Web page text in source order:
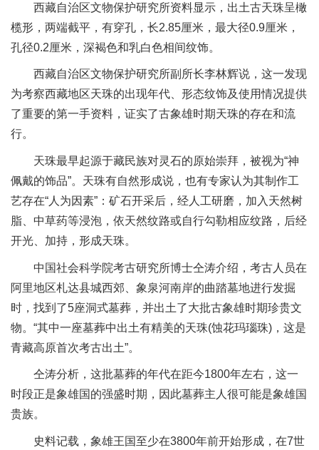
西藏自治区文物保护研究所资料显示，出土古天珠呈橄
榄形，两端截平，有穿孔，长2.85厘米，最大径0.9厘米，
孔径0.2厘米，深褐色和乳白色相间纹饰。
西藏自治区文物保护研究所副所长李林辉说，这一发现
为考察西藏地区天珠的出现年代、形态纹饰及使用情况提供
了重要的第一手资料，证实了古象雄时期天珠的存在和流
行。
天珠最早起源于藏民族对灵石的原始崇拜，被视为“神
佩戴的饰品”。天珠有自然形成说，也有专家认为其制作工
艺存在“人为因素”：矿石开采后，经人工研磨，加入天然树
脂、中草药等浸泡，依天然纹路或自行勾勒相应纹路，后经
开光、加持，形成天珠。
中国社会科学院考古研究所博士仝涛介绍，考古人员在
阿里地区札达县城西郊、象泉河南岸的曲踏墓地进行发掘
时，找到了5座洞式墓葬，并出土了大批古象雄时期珍贵文
物。“其中一座墓葬中出土有精美的天珠(蚀花玛瑙珠)，这是
青藏高原首次考古出土”。
仝涛分析，这批墓葬的年代在距今1800年左右，这一
时段正是象雄国的强盛时期，因此墓葬主人很可能是象雄国
贵族。
史料记载，象雄王国至少在3800年前开始形成，在7世